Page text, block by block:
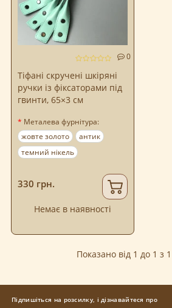
0
Тіфані скручені шкіряні
ручки із фіксаторами під
гвинти, 65×3 см
Металева фурнітура:
жовте золото
антик
темний нікель
330 грн.
Немає в наявності
Показано від 1 до 1 з
Підпишіться на розсилку, і дізнавайтеся про